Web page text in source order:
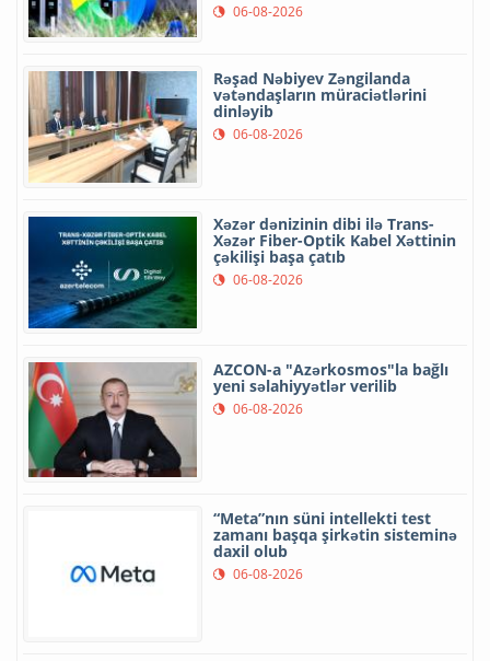
06-08-2026
Rəşad Nəbiyev Zəngilanda
vətəndaşların müraciətlərini
dinləyib
06-08-2026
Xəzər dənizinin dibi ilə Trans-
Xəzər Fiber-Optik Kabel Xəttinin
çəkilişi başa çatıb
06-08-2026
AZCON-a "Azərkosmos"la bağlı
yeni səlahiyyətlər verilib
06-08-2026
“Meta”nın süni intellekti test
zamanı başqa şirkətin sisteminə
daxil olub
06-08-2026